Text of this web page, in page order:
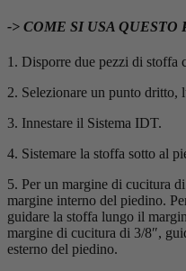
-> COME SI USA QUESTO
1. Disporre due pezzi di stoffa
2. Selezionare un punto dritto,
3. Innestare il Sistema IDT.
4. Sistemare la stoffa sotto al
5. Per un margine di cucitura
margine interno del piedino.
guidare la stoffa lungo il
margine di cucitura di 3/8″,
esterno del piedino.